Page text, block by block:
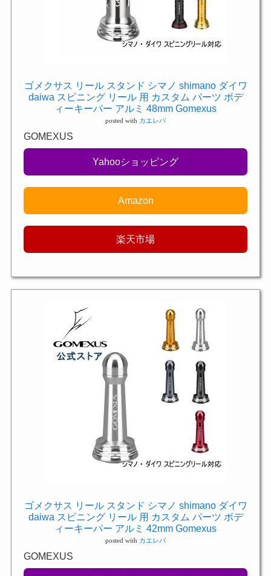
ゴメクサス リール スタンド シマノ shimano ダイワ
daiwa スピニング リール 用 カスタム パーツ ボデ
ィーキーパー アルミ 48mm Gomexus
posted with カエレバ
GOMEXUS
Yahooショッピング
Amazon
楽天市場
ゴメクサス リール スタンド シマノ shimano ダイワ
daiwa スピニング リール 用 カスタム パーツ ボデ
ィーキーパー アルミ 42mm Gomexus
posted with カエレバ
GOMEXUS